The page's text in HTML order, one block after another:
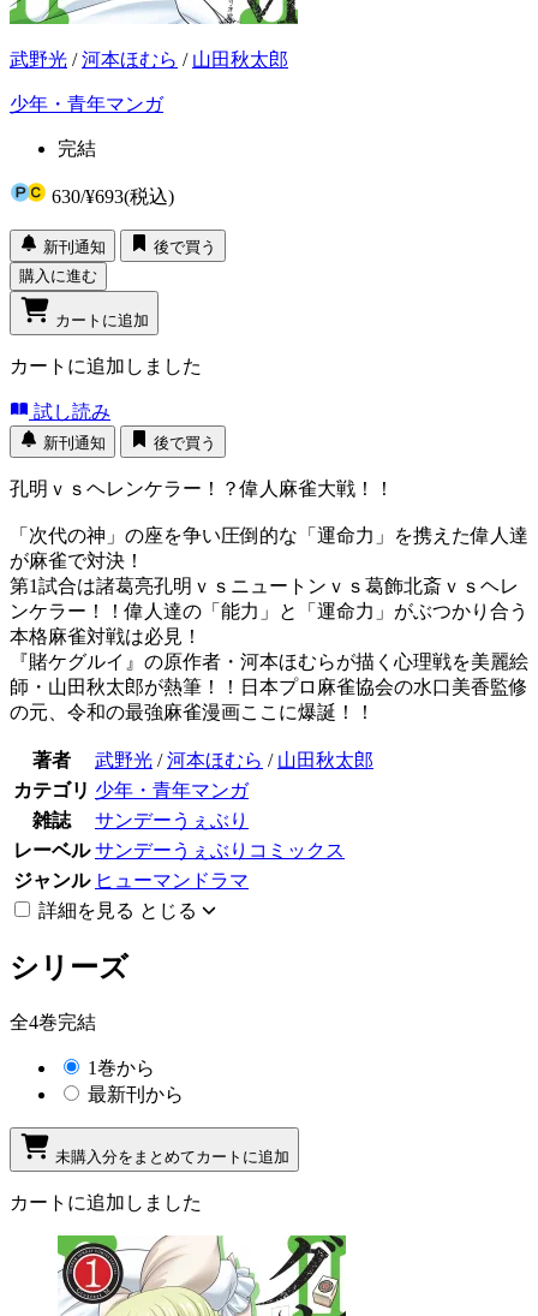
武野光 /河本ほむら / 山田秋太郎
少年・青年マンガ
完結
630/¥693(税込)
新刊通知
後で買う
購入に進む
カートに追加
カートに追加しました
試し読み
新刊通知 後で買う
孔明ｖｓヘレンケラー！？偉人麻雀大戦！！
「次代の神」の座を争い圧倒的な「運命力」を携えた偉人達
が麻雀で対決！
第1試合は諸葛亮孔明ｖｓニュートンｖｓ葛飾北斎ｖｓヘレ
ンケラー！！偉人達の「能力」と「運命力」がぶつかり合う
本格麻雀対戦は必見！
『賭ケグルイ』の原作者・河本ほむらが描く心理戦を美麗絵
師・山田秋太郎が熱筆！！日本プロ麻雀協会の水口美香監修
の元、令和の最強麻雀漫画ここに爆誕！！
著者 武野光 /河本ほむら / 山田秋太郎
カテゴリ 少年・青年マンガ
雑誌
サンデーうぇぶり
レーベル サンデーうぇぶりコミックス
ジャンル ヒューマンドラマ
詳細を見る とじる
シリーズ
全4巻完結
1巻から
最新刊から
未購入分をまとめてカートに追加
カートに追加しました